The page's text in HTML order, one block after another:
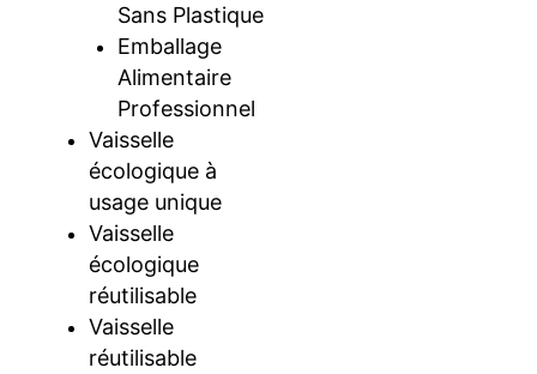
Sans Plastique
Emballage
Alimentaire
Professionnel
Vaisselle
écologique à
usage unique
Vaisselle
écologique
réutilisable
Vaisselle
réutilisable